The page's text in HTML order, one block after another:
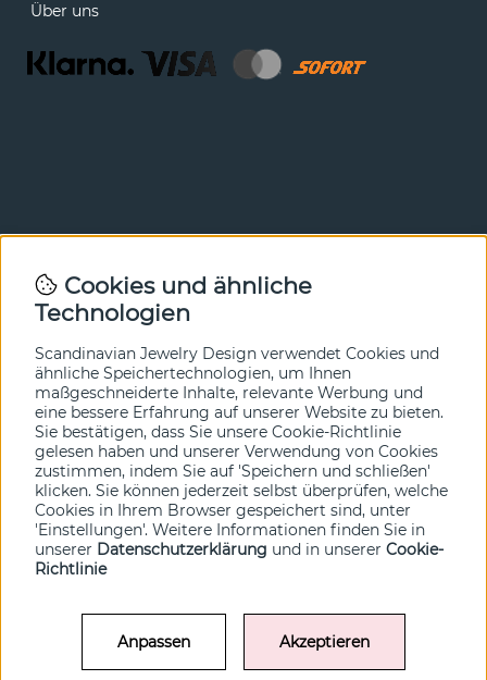
Über uns
Newsletter
In unserem Newsletter erfahren Sie vor allen anderen
hier an.
Ja bitte!
© SCANDINAVIAN JEWELRY DESIGN / SJD of Sweden AB 2022
Cookies und ähnliche
Technologien
Scandinavian Jewelry Design verwendet Cookies und
ähnliche Speichertechnologien, um Ihnen
maßgeschneiderte Inhalte, relevante Werbung und
eine bessere Erfahrung auf unserer Website zu bieten.
Sie bestätigen, dass Sie unsere Cookie-Richtlinie
gelesen haben und unserer Verwendung von Cookies
zustimmen, indem Sie auf 'Speichern und schließen'
klicken. Sie können jederzeit selbst überprüfen, welche
Cookies in Ihrem Browser gespeichert sind, unter
'Einstellungen'. Weitere Informationen finden Sie in
unserer Datenschutzerklärung und in unserer Cookie-
Richtlinie
Anpassen Akzeptieren